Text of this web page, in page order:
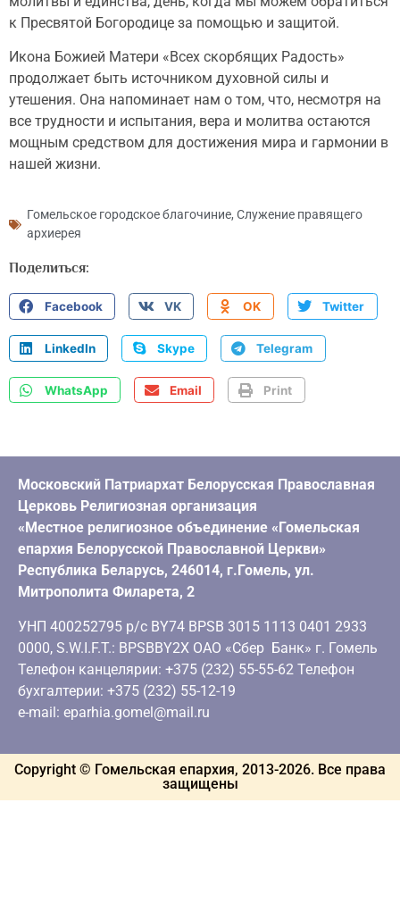
к Пресвятой Богородице за помощью и защитой.
Икона Божией Матери «Всех скорбящих Радость»
продолжает быть источником духовной силы и
утешения. Она напоминает нам о том, что, несмотря на
все трудности и испытания, вера и молитва остаются
мощным средством для достижения мира и гармонии в
нашей жизни.
Гомельское городское благочиние, Служение правящего
архиерея
Поделиться:
Facebook VK OK Twitter
LinkedIn Skype Telegram
WhatsApp Email Print
Московский Патриархат Белорусская Православная
Церковь Религиозная организация
«Местное религиозное объединение «Гомельская
епархия Белорусской Православной Церкви»
Республика Беларусь, 246014, г.Гомель, ул.
Митрополита Филарета, 2
УНП 400252795 р/с BY74 BPSB 3015 1113 0401 2933
0000, S.W.I.F.T.: BPSBBY2X ОАО «Сбер Банк» г. Гомель
Телефон канцелярии: +375 (232) 55-55-62 Телефон
бухгалтерии: +375 (232) 55-12-19
e-mail: eparhia.gomel@mail.ru
Copyright © Гомельская епархия, 2013-2026. Все права
защищены